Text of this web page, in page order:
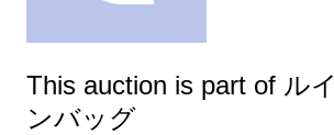
This auction is part of ル
ンバッグ